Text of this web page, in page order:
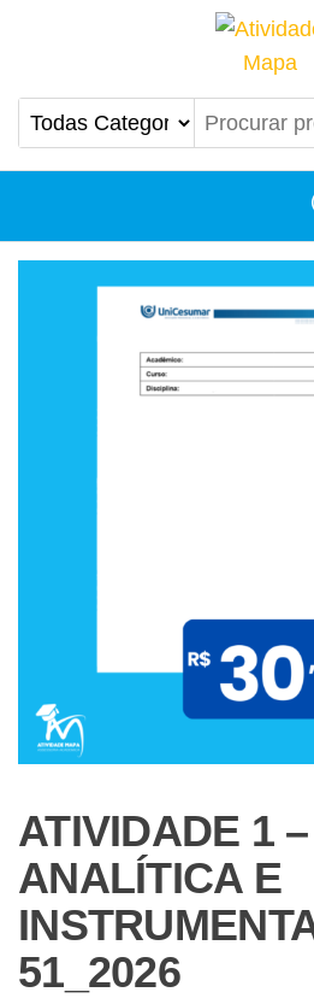
Atividade Mapa
ATIVIDADE 1
ANALÍTICA E
51_2026